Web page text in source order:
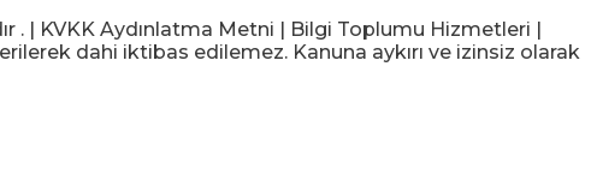
. | KVKK Aydınlatma Metni | Bilgi Toplumu Hizmetleri |
dahi iktibas edilemez. Kanuna aykırı ve izinsiz olarak